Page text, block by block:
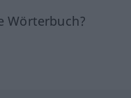
Wörterbuch?